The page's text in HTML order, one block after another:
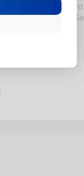
für die
das zulässige